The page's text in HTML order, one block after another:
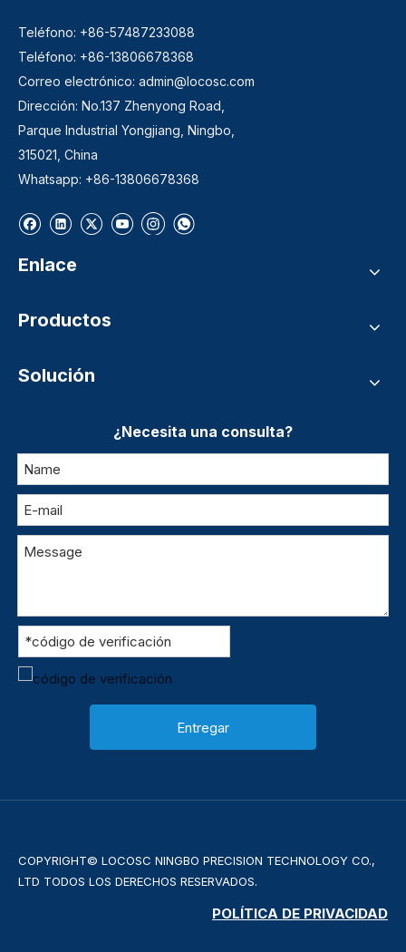
Teléfono: +86-57487233088
Teléfono: +86-13806678368
Correo electrónico: admin@locosc.com
Dirección: No.137 Zhenyong Road,
Parque Industrial Yongjiang, Ningbo,
315021, China
Whatsapp: +86-13806678368
Enlace
Productos
Solución
¿Necesita una consulta?
Entregar
COPYRIGHT© LOCOSC NINGBO PRECISION TECHNOLOGY CO.,
LTD TODOS LOS DERECHOS RESERVADOS.
POLÍTICA DE PRIVACIDAD